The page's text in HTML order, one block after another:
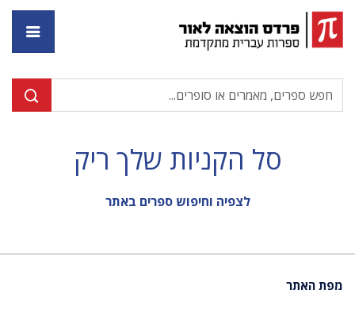
סל הקניות שלך ריק
לצפיה וחיפוש ספרים באתר
מפת האתר